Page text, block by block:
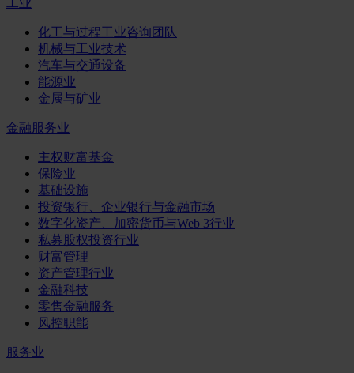
工业
化工与过程工业咨询团队
机械与工业技术
汽车与交通设备
能源业
金属与矿业
金融服务业
主权财富基金
保险业
基础设施
投资银行、企业银行与金融市场
数字化资产、加密货币与Web 3行业
私募股权投资行业
财富管理
资产管理行业
金融科技
零售金融服务
风控职能
服务业